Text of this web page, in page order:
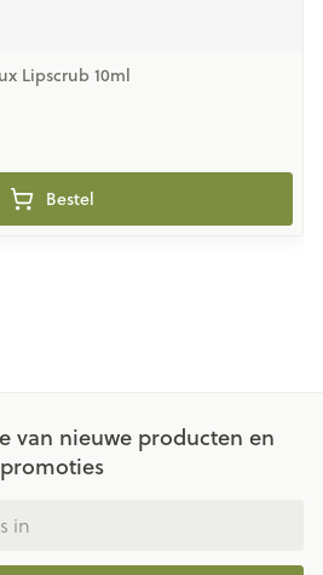
Lipscrub 10ml
Bestel
van nieuwe producten en
promoties